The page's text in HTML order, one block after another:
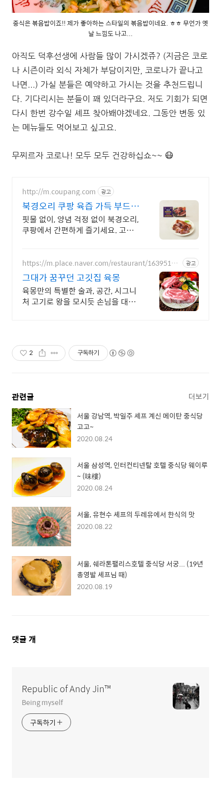
중식은 볶음밥이죠!! 제가 좋아하는 스타일의 볶음밥이네요. ㅎㅎ 무언가 옛
날 느낌도 나고...
아직도 덕후선생에 사람들 많이 가시겠쥬? (지금은 코로
나 시즌이라 외식 자체가 부담이지만, 코로나가 끝나고
나면...) 가실 분들은 예약하고 가시는 것을 추천드립니
다. 기다리시는 분들이 꽤 있더라구요. 저도 기회가 되면
다시 한번 강수일 셰프 찾아봬야겠네요. 그동안 변동 있
는 메뉴들도 먹어보고 싶고요.
무찌르자 코로나! 모두 모두 건강하십쇼~~ 😷
http://m.coupang.com 광고
북경오리 쿠팡 육즙 가득 부드러
운 고기
핏물 없이, 양념 걱정 없이 북경오리,
쿠팡에서 간편하게 즐기세요. 고소
https://m.place.naver.com/restaurant/16395160 광고
그대가 꿈꾸던 고깃집 육몽
육몽만의 특별한 술과, 공간, 시그니
처 고기로 왕을 모시듯 손님을 대접
2 구독하기
관련글 더보기
서울 강남역, 박일주 셰프 계신 메이탄 중식당
고고~
2020.08.24
서울 삼성역, 인터컨티넨탈 호텔 중식당 웨이루
~ (味樓)
2020.08.24
서울, 유현수 셰프의 두레유에서 한식의 맛
2020.08.22
서울, 쉐라톤팰리스호텔 중식당 서궁... (19년
총영발 셰프님 때)
2020.08.19
댓
댓글 개
Republic of Andy Jin™
Being myself
구독하기